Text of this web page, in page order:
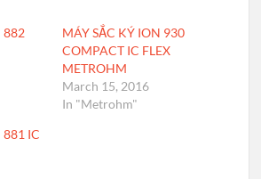
882
MÁY SẮC KÝ ION 930
COMPACT IC FLEX
METROHM
March 15, 2016
In "Metrohm"
881 IC